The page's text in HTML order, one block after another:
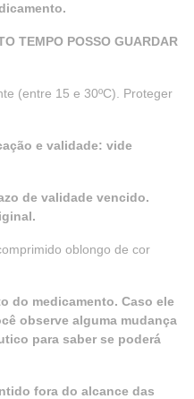
TEMPO POSSO GUARDAR
(entre 15 e 30ºC). Proteger
e validade: vide
de validade vencido.
oblongo de cor
do medicamento. Caso ele
observe alguma mudança
para saber se poderá
fora do alcance das